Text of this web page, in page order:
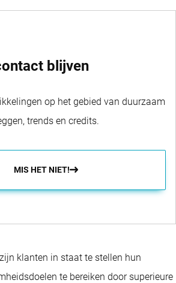
blijven
op het gebied van duurzaam
trends en credits.
MIS HET NIET!
klanten in staat te stellen hun
te bereiken door superieure